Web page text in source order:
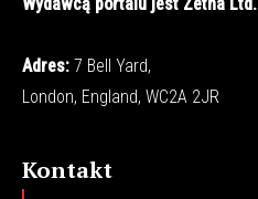
Adres: 7 Bell Yard,
London, England, WC2A 2JR
Kontakt